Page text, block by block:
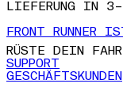
LIEFERUNG IN
FRONT RUNNER
RÜSTE DEIN
SUPPORT
GESCHÄFTSKUNDEN